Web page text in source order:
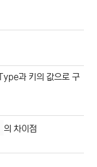
과 키의 값으로 구
의 차이점